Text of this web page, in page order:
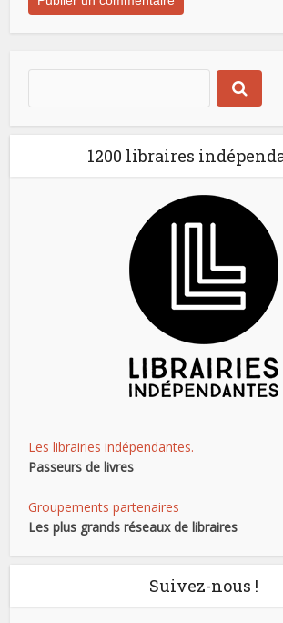
1200 libraires
Les librairies indépendantes.
Passeurs de livres
Groupements partenaires
Les plus grands réseaux de libraires
Suivez-nous !